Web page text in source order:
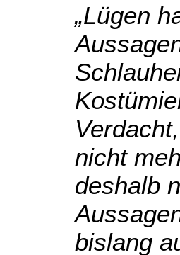
„Lügen
nicht
deshalb
bislang